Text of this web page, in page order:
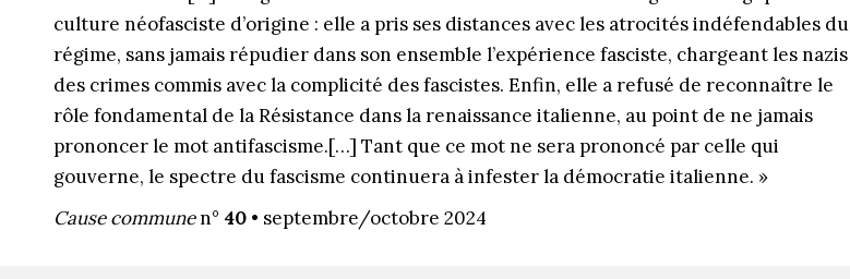
culture néofasciste d’origine : elle a pris ses distances avec les atrocités indéfendables du
régime, sans jamais répudier dans son ensemble l’expérience fasciste, chargeant les nazis
des crimes commis avec la complicité des fascistes. Enfin, elle a refusé de reconnaître le
rôle fondamental de la Résistance dans la renaissance italienne, au point de ne jamais
prononcer le mot antifascisme.[…] Tant que ce mot ne sera prononcé par celle qui
gouverne, le spectre du fascisme continuera à infester la démocratie italienne. »
Cause communen° 40 • septembre/octobre 2024